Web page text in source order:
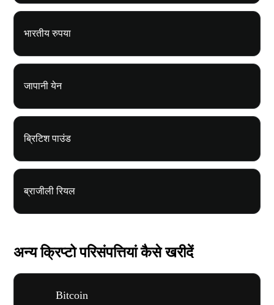
भारतीय रुपया
जापानी येन
ब्रिटिश पाउंड
ब्राजीली रियल
अन्य क्रिप्टो परिसंपत्तियां कैसे खरीदें
Bitcoin